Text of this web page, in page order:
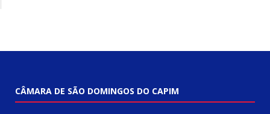
CÂMARA DE SÃO DOMINGOS DO CAPIM